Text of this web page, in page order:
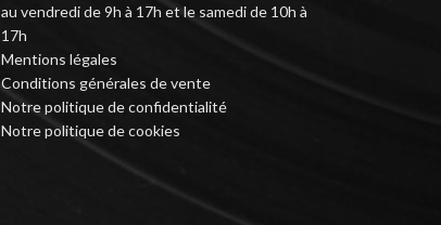
au vendredi de 9h à 17h et le samedi de 10h à
17h
Mentions légales
Conditions générales de vente
Notre politique de confidentialité
Notre politique de cookies